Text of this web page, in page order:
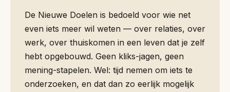
De Nieuwe Doelen is bedoeld voor wie net
even iets meer wil weten — over relaties, over
werk, over thuiskomen in een leven dat je zelf
hebt opgebouwd. Geen kliks-jagen, geen
mening-stapelen. Wel: tijd nemen om iets te
onderzoeken, en dat dan zo eerlijk mogelijk